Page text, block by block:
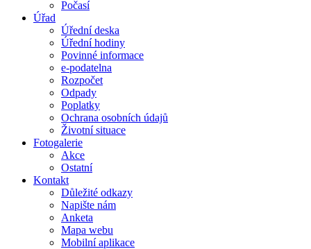
Počasí
Úřad
Úřední deska
Úřední hodiny
Povinné informace
e-podatelna
Rozpočet
Odpady
Poplatky
Ochrana osobních údajů
Životní situace
Fotogalerie
Akce
Ostatní
Kontakt
Důležité odkazy
Napište nám
Anketa
Mapa webu
Mobilní aplikace